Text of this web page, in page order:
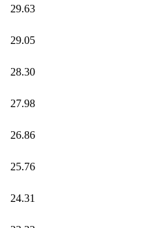
29.63
29.05
28.30
27.98
26.86
25.76
24.31